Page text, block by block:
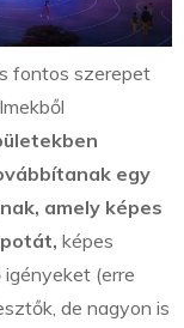
fontos szerepet
egy
amely képes
képes
(erre
de nagyon is